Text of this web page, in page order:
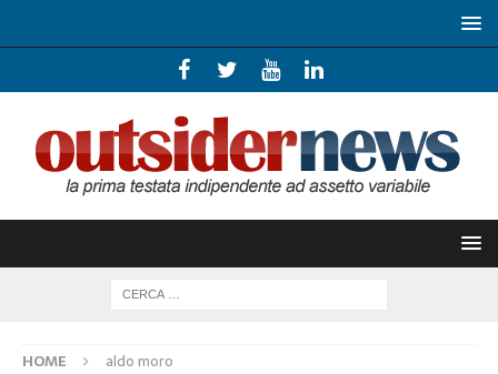
HOME aldo moro